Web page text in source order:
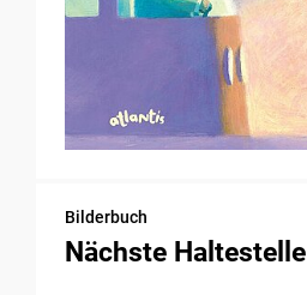
Bilderbuch
Nächste Haltestelle